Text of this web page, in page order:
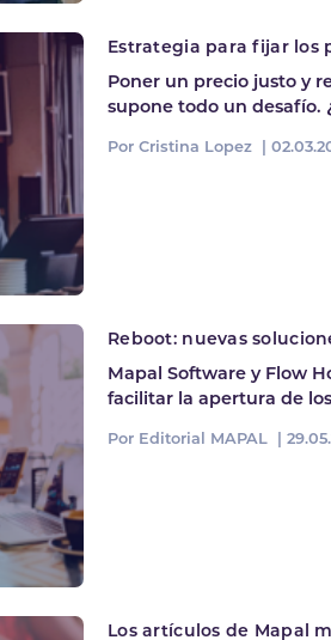
Estrategia para fijar los
Poner un precio justo y
supone todo un desafío.
Por Cristina Lopez |
Reboot: nuevas
Mapal Software y Flow
facilitar la apertura de
Por Editorial MAPAL |
Los artículos de Mapal